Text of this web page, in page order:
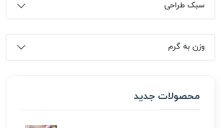
سبک طراحی
وزن به گرم
محصولات جدید